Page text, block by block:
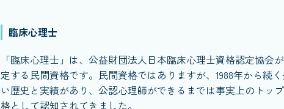
臨床心理士
「臨床心理士」は、公益財団法人日本臨床心理士資格認定協会
定する民間資格です。民間資格ではありますが、1988年から続
い歴史と実績があり、公認心理師ができるまでは事実上のトッ
格として認知されてきました。